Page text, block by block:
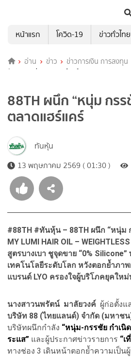
หน้าแรก
โควิด-19 ข่าวทั่วไทย
อ่าน ข่าว ข่าวการเงิน การลงทุน
ชัย” ลุยเขย่าตลาดแฮร์แคร์
88TH ผนึก “หนุ่ม กรร
ตลาดแฮร์แคร์
ทันหุ้น
13 พฤษภาคม 2569 ( 01:30 )
#88TH #ทันหุ้น – 88TH ผนึก “หนุ่ม ก
MY LUMI HAIR OIL –
สูตรบางเบา ชูจุดขาย “0%
เทคโนโลยีระดับโลก หวังตอกย้ำภา
แบรนด์ LYO ครองใจผู้บริโภคยุคใหม่
นางสาวนพรัตน์ มาลัยวงค์ ผู้ก่อตั้งแ
บริษัท 88 (ไทยแลนด์) จำกัด (มหาช
บริษัทผนึกกำลัง “หนุ่ม-กรรชัย กำเนิ
ระแส” และผู้ประกาศข่าวรายการ “เ
ทางช่อง 3 เดินหน้าตอกย้ำความเป็น